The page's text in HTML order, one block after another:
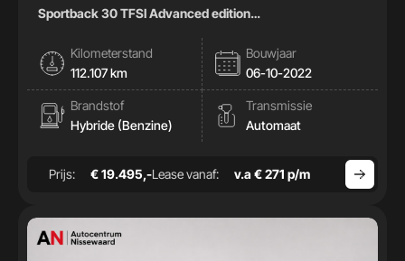
Sportback 30 TFSI Advanced edition
Kilometerstand
112.107 km
Bouwjaar
06-10-2022
Brandstof
Hybride (Benzine)
Transmissie
Automaat
Prijs: € 19.495,-Lease vanaf: v.a € 271 p/m